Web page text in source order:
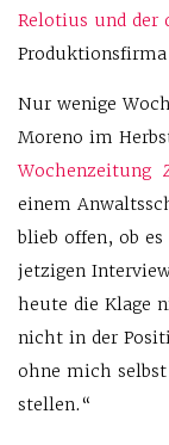
Relotius und der
Nur wenige
Moreno im
Wochenzeitung
einem
blieb offen, ob
jetzigen
heute die Klage
nicht in der
ohne mich
stellen.“